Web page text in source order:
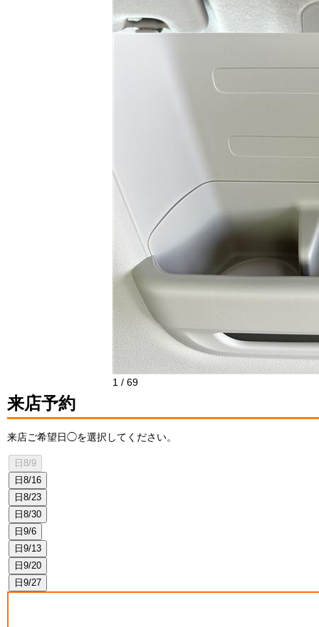
1 / 69
来店予約
来店ご希望日◯を選択してください。
日 8/9
日 8/16
日 8/23
日 8/30
日 9/6
日 9/13
日 9/20
日 9/27